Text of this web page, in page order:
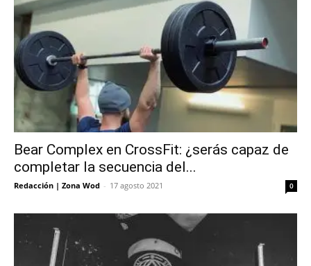
Bear Complex en CrossFit: ¿serás capaz de
completar la secuencia del...
Redacción | Zona Wod - 17 agosto 2021 0